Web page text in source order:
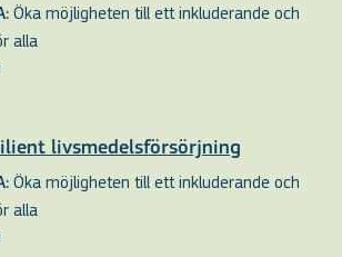
Öka möjligheten till ett inkluderande och
alla
livsmedelsförsörjning
Öka möjligheten till ett inkluderande och
alla